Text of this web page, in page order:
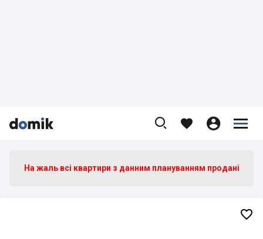


    


На жаль всі квартири з данним плануванням продані
